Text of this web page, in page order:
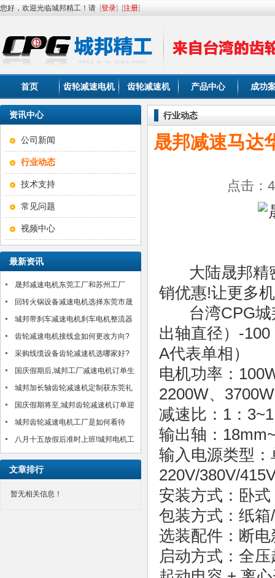
您好，欢迎光临城邦精工！请 [登录] [注册]
首页 齿轮减速电机 齿轮减速机 产品中心 成功
资讯中心
公司新闻
行业动态
技术支持
常见问题
视频中心
最新资讯
晟邦减速电机东莞工厂和苏州工厂
2017年春节放假通知
回转火锅设备减速电机选择东莞市晟
邦机电有限公司?!
城邦带刹车减速电机刹车电机整流器
MH-20TC/MH-25接线方法介绍
齿轮减速电机接线盒如何更改方向?
以台湾城邦CH750-30S为例
采购线缆设备齿轮减速机选哪家好?
城邦25年好品质感动客户!(图)
国庆假期后,城邦工厂减速电机订单生
产交货如期进行,客户满意!
城邦加长轴齿轮减速机定制获东莞礼
品公司肯定!
国庆假期将至,城邦齿轮减速机订单迎
来小高峰!如期安排中!
城邦齿轮减速电机工厂是如何看待
八月十五放假后准时上班!城邦电机工
产交货
文章排行
暂无相关信息！
行业动态
晟邦减速马达
点击：
大陆晟邦精
销优惠!让更多
台湾CPG城
出轴直径）-
A代表单相）
电机功率：
2200W、3700W
减速比：1：
输出轴：
输入电源类型
220V/380V/
安装方式：卧式
包装方式：纸箱
选装配件：断
启动方式：全